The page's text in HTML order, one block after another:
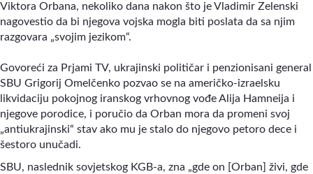
Viktora Orbana, nekoliko dana nakon što je Vladimir Zelenski
nagovestio da bi njegova vojska mogla biti poslata da sa njim
razgovara „svojim jezikom“.
Govoreći za Prjami TV, ukrajinski političar i penzionisani general
SBU Grigorij Omelčenko pozvao se na američko-izraelsku
likvidaciju pokojnog iranskog vrhovnog vođe Alija Hamneija i
njegove porodice, i poručio da Orban mora da promeni svoj
„antiukrajinski“ stav ako mu je stalo do njegovo petoro dece i
šestoro unučadi.
SBU, naslednik sovjetskog KGB-a, zna „gde on [Orban] živi, gde